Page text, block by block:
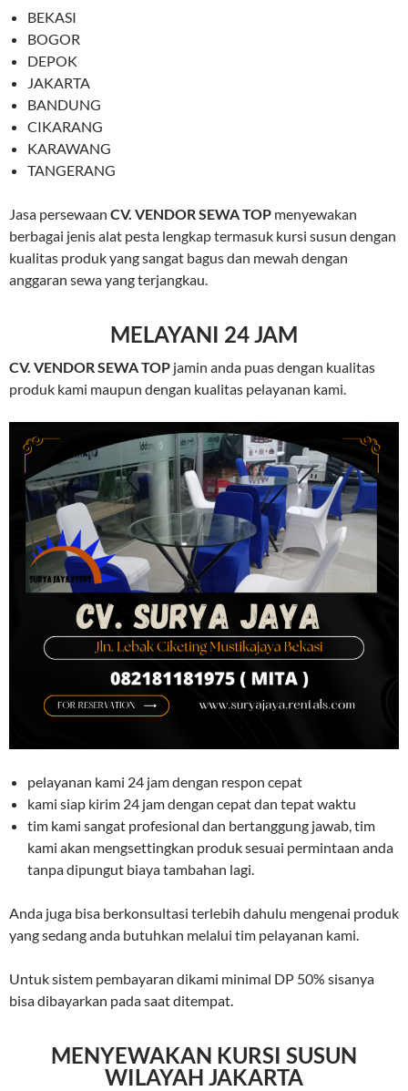
BEKASI
BOGOR
DEPOK
JAKARTA
BANDUNG
CIKARANG
KARAWANG
TANGERANG
Jasa persewaan CV. VENDOR SEWA TOP menyewakan
berbagai jenis alat pesta lengkap termasuk kursi susun dengan
kualitas produk yang sangat bagus dan mewah dengan
anggaran sewa yang terjangkau.
MELAYANI 24 JAM
CV. VENDOR SEWA TOP jamin anda puas dengan kualitas
produk kami maupun dengan kualitas pelayanan kami.
pelayanan kami 24 jam dengan respon cepat
kami siap kirim 24 jam dengan cepat dan tepat waktu
tim kami sangat profesional dan bertanggung jawab, tim
kami akan mengsettingkan produk sesuai permintaan anda
tanpa dipungut biaya tambahan lagi.
Anda juga bisa berkonsultasi terlebih dahulu mengenai produk
yang sedang anda butuhkan melalui tim pelayanan kami.
Untuk sistem pembayaran dikami minimal DP 50% sisanya
bisa dibayarkan pada saat ditempat.
MENYEWAKAN KURSI SUSUN
WILAYAH JAKARTA